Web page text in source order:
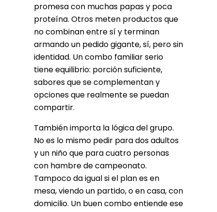
promesa con muchas papas y poca
proteína. Otros meten productos que
no combinan entre sí y terminan
armando un pedido gigante, sí, pero sin
identidad. Un combo familiar serio
tiene equilibrio: porción suficiente,
sabores que se complementan y
opciones que realmente se puedan
compartir.
También importa la lógica del grupo.
No es lo mismo pedir para dos adultos
y un niño que para cuatro personas
con hambre de campeonato.
Tampoco da igual si el plan es en
mesa, viendo un partido, o en casa, con
domicilio. Un buen combo entiende ese